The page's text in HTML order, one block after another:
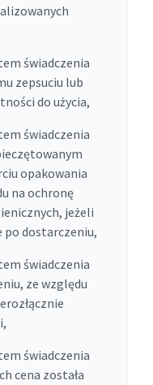
świadczenia
zepsuciu lub
do użycia,
świadczenia
opakowania
na ochronę
jeżeli
dostarczeniu,
świadczenia
ze względu
świadczenia
cena została